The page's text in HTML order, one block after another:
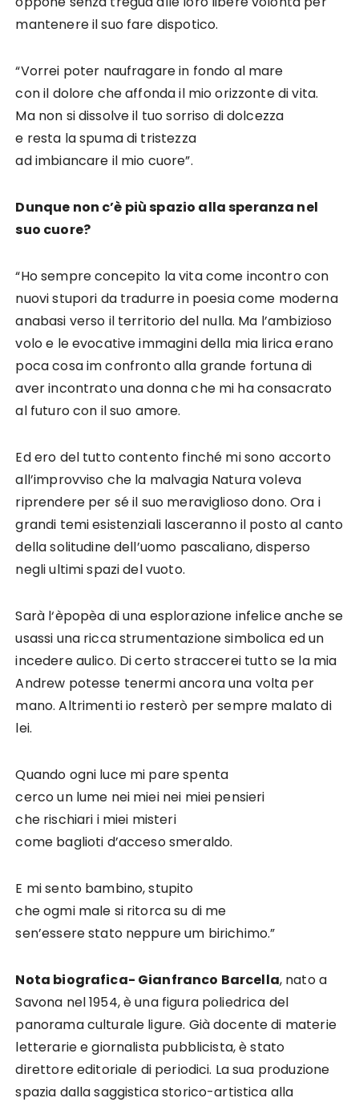
mantenere il suo fare dispotico.
“Vorrei poter naufragare in fondo al mare
con il dolore che affonda il mio orizzonte di vita.
Ma non si dissolve il tuo sorriso di dolcezza
e resta la spuma di tristezza
ad imbiancare il mio cuore”.
Dunque non c’è più spazio alla speranza nel
suo cuore?
“Ho sempre concepito la vita come incontro con
nuovi stupori da tradurre in poesia come moderna
anabasi verso il territorio del nulla. Ma l’ambizioso
volo e le evocative immagini della mia lirica erano
poca cosa im confronto alla grande fortuna di
aver incontrato una donna che mi ha consacrato
al futuro con il suo amore.
Ed ero del tutto contento finché mi sono accorto
all’improvviso che la malvagia Natura voleva
riprendere per sé il suo meraviglioso dono. Ora i
grandi temi esistenziali lasceranno il posto al canto
della solitudine dell’uomo pascaliano, disperso
negli ultimi spazi del vuoto.
Sarà l‘èpopèa di una esplorazione infelice anche se
usassi una ricca strumentazione simbolica ed un
incedere aulico. Di certo straccerei tutto se la mia
Andrew potesse tenermi ancora una volta per
mano. Altrimenti io resterò per sempre malato di
lei.
Quando ogni luce mi pare spenta
cerco un lume nei miei nei miei pensieri
che rischiari i miei misteri
come baglioti d’acceso smeraldo.
E mi sento bambino, stupito
che ogmi male si ritorca su di me
sen’essere stato neppure um birichimo.”
Nota biografica- Gianfranco Barcella, nato a
Savona nel 1954, è una figura poliedrica del
panorama culturale ligure. Già docente di materie
letterarie e giornalista pubblicista, è stato
direttore editoriale di periodici. La sua produzione
spazia dalla saggistica storico-artistica alla